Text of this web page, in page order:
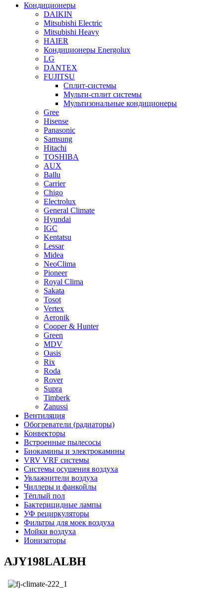
Кондиционеры
DAIKIN
Mitsubishi Electric
Mitsubishi Heavy
HAIER
Кондиционеры Energolux
LG
DANTEX
FUJITSU
Сплит-системы
Мульти-сплит системы
Мультизональные кондиционеры
Gree
Hisense
Panasonic
Samsung
Hitachi
TOSHIBA
AUX
Ballu
Carrier
Chigo
Electrolux
General Climate
Hyundai
IGC
Kentatsu
Lessar
Midea
NeoClima
Pioneer
Royal Clima
Sakata
Tosot
Vertex
Aeronik
Cooper & Hunter
Green
MDV
Oasis
Rix
Roda
Rover
Supra
Timberk
Zanussi
Вентиляция
Обогреватели (радиаторы)
Конвекторы
Встроенные пылесосы
Биокамины и электрокамины
VRV VRF системы
Системы осушения воздуха
Увлажнители воздуха
Чиллеры и фанкойлы
Тёплый пол
Бактерицидные лампы
УФ рециркуляторы
Фильтры для моек воздуха
Мойки воздуха
Ионизаторы
AJY198LALBH